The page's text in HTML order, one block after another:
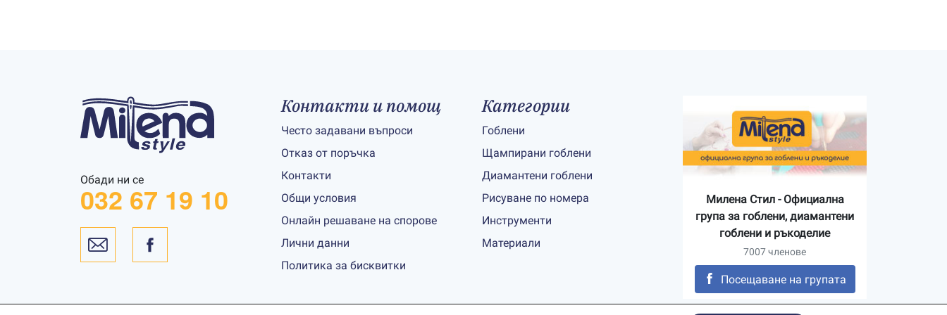
Обади ни се
032 67 19 10
Контакти и помощ
Често задавани въпроси
Отказ от поръчка
Контакти
Общи условия
Онлайн решаване на спорове
Лични данни
Политика за бисквитки
Категории
Гоблени
Щампирани гоблени
Диамантени гоблени
Рисуване по номера
Инструменти
Материали
Милена Стил - Официална
група за гоблени, диамантени
гоблени и ръкоделие
7007 членове
Посещаване на групата